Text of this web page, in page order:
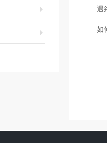
遇
如